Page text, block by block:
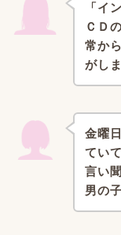
「イ
ＣＤ
常か
がし
金曜
てい
言い
男の